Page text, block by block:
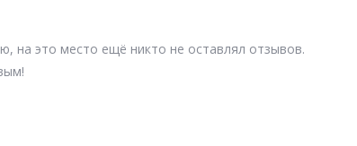
на это место ещё никто не оставлял отзывов.